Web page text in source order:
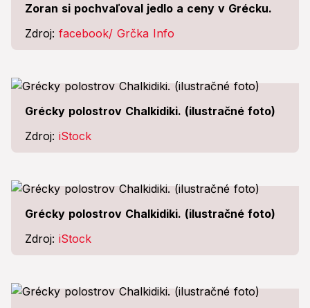
Zoran si pochvaľoval jedlo a ceny v Grécku.
Zdroj: facebook/ Grčka Info
Grécky polostrov Chalkidiki. (ilustračné foto)
Zdroj: iStock
Grécky polostrov Chalkidiki. (ilustračné foto)
Zdroj: iStock